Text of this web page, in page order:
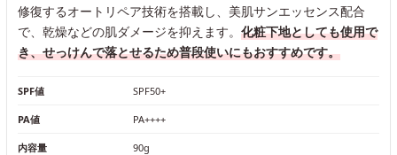
修復するオートリペア技術を搭載し、美肌サンエッセンス配合
で、乾燥などの肌ダメージを抑えます。 化粧下地としても使用で
き、せっけんで落とせるため普段使いにもおすすめです。
SPF値 SPF50+
PA値 PA++++
内容量 90g